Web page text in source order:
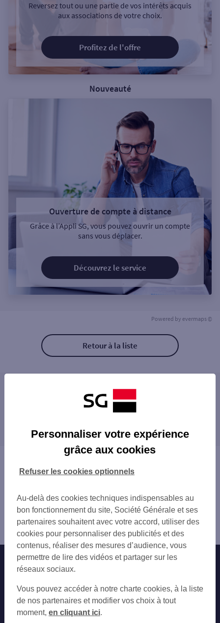
Reversez tout ou une partie de vos intérêts acquis
aux associations de votre choix.
Profitez de l'offre
Nouveauté
Ouverture de compte à distance
Grâce à l’Appli SG, vous pouvez ouvrir un compte
sans vous déplacer.
Découvrez le service
Powered by evermaps ©
Retour à la liste
Les distributeurs/automates à proximité
CHAUVIGNY 13 PL TRINO
proximité
Vous êtes ici : Accueil
Trouver une agence bancaire
Vienne
Montmorillon
Distributeur/automate MONTMORILLON 14 BD
GAMBETTA
Nos engagements Nous contacter
Autres sites SG
Professionnels
Entreprises
Personnaliser votre expérience
grâce aux cookies
Au-delà des cookies techniques indispensables au
bon fonctionnement du site, Société Générale et ses
partenaires souhaitent avec votre accord, utiliser des
cookies pour personnaliser des publicités et des
contenus, réaliser des mesures d’audience, vous
permettre de lire des vidéos et partager sur les
réseaux sociaux.
Vous pouvez accéder à notre charte cookies, à la liste
de nos partenaires et modifier vos choix à tout
moment, en cliquant ici.
Refuser les cookies optionnels